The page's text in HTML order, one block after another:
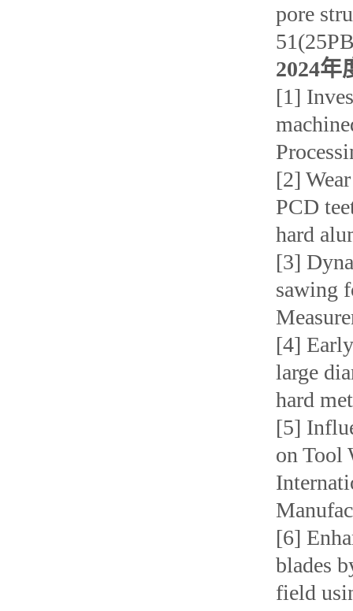
pore
2024年
[1]
[2]
PCD
hard
[3]
sawing
[4]
large
hard
[5]
on Tool
[6]
blades
field